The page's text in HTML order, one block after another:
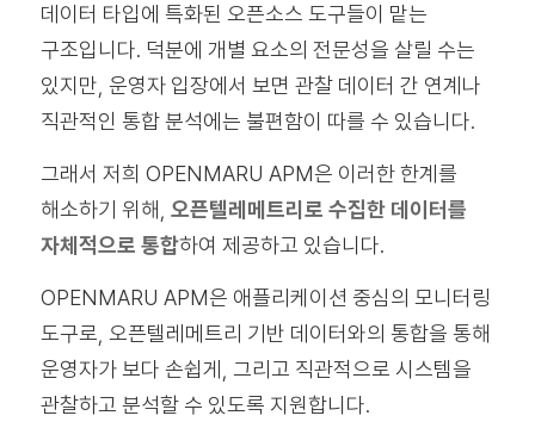
데이터 타입에 특화된 오픈소스 도구들이 맡는
구조입니다. 덕분에 개별 요소의 전문성을 살릴 수는
있지만, 운영자 입장에서 보면 관찰 데이터 간 연계나
직관적인 통합 분석에는 불편함이 따를 수 있습니다.
그래서 저희 OPENMARU APM은 이러한 한계를
해소하기 위해, 오픈텔레메트리로 수집한 데이터를
자체적으로 통합하여 제공하고 있습니다.
OPENMARU APM은 애플리케이션 중심의 모니터링
도구로, 오픈텔레메트리 기반 데이터와의 통합을 통해
운영자가 보다 손쉽게, 그리고 직관적으로 시스템을
관찰하고 분석할 수 있도록 지원합니다.